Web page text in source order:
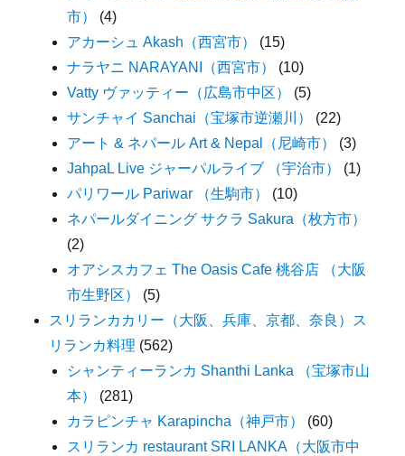
市）
(4)
アカーシュ Akash（西宮市）
(15)
ナラヤニ NARAYANI（西宮市）
(10)
Vatty ヴァッティー（広島市中区）
(5)
サンチャイ Sanchai（宝塚市逆瀬川）
(22)
アート & ネパール Art & Nepal（尼崎市）
(3)
JahpaL Live ジャーパルライブ （宇治市）
(1)
パリワール Pariwar （生駒市）
(10)
ネパールダイニング サクラ Sakura（枚方市）
(2)
オアシスカフェ The Oasis Cafe 桃谷店 （大阪
市生野区）
(5)
スリランカカリー（大阪、兵庫、京都、奈良）ス
リランカ料理 (562)
シャンティーランカ Shanthi Lanka （宝塚市山
本）
(281)
カラピンチャ Karapincha（神戸市）
(60)
スリランカ restaurant SRI LANKA（大阪市中